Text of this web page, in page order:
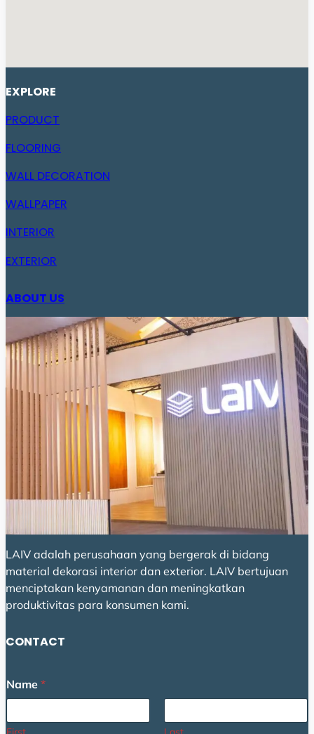
EXPLORE
PRODUCT
FLOORING
WALL DECORATION
WALLPAPER
INTERIOR
EXTERIOR
ABOUT US
LAIV adalah perusahaan yang bergerak di bidang
material dekorasi interior dan exterior. LAIV bertujuan
menciptakan kenyamanan dan meningkatkan
produktivitas para konsumen kami.
CONTACT
Name *